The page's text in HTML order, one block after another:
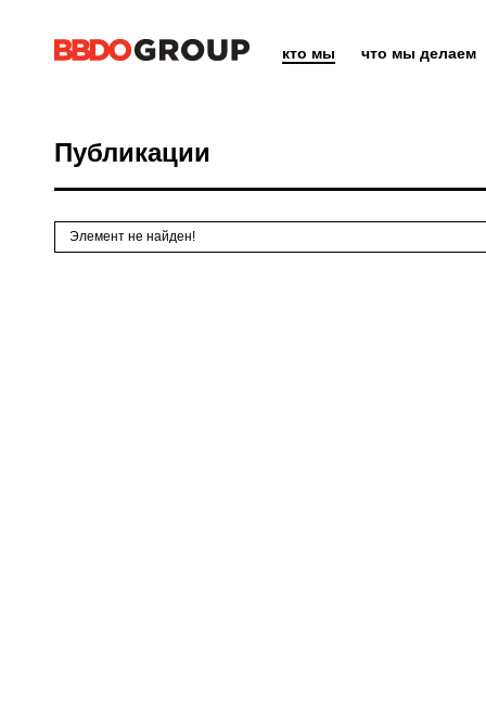
кто мы что мы делаем
Публикации
Элемент не найден!